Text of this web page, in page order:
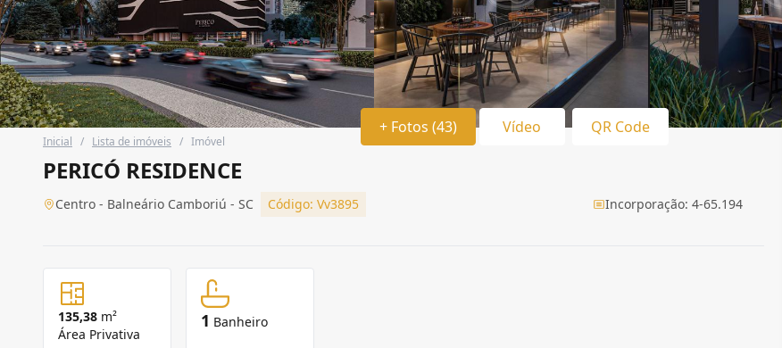
+ Fotos (43) Vídeo QR Code
Inicial / Lista de imóveis / Imóvel
PERICÓ RESIDENCE
Centro - Balneário Camboriú - SC Código: Vv3895 Incorporação: 4-65.194
135,38 m²
Área Privativa
1 Banheiro